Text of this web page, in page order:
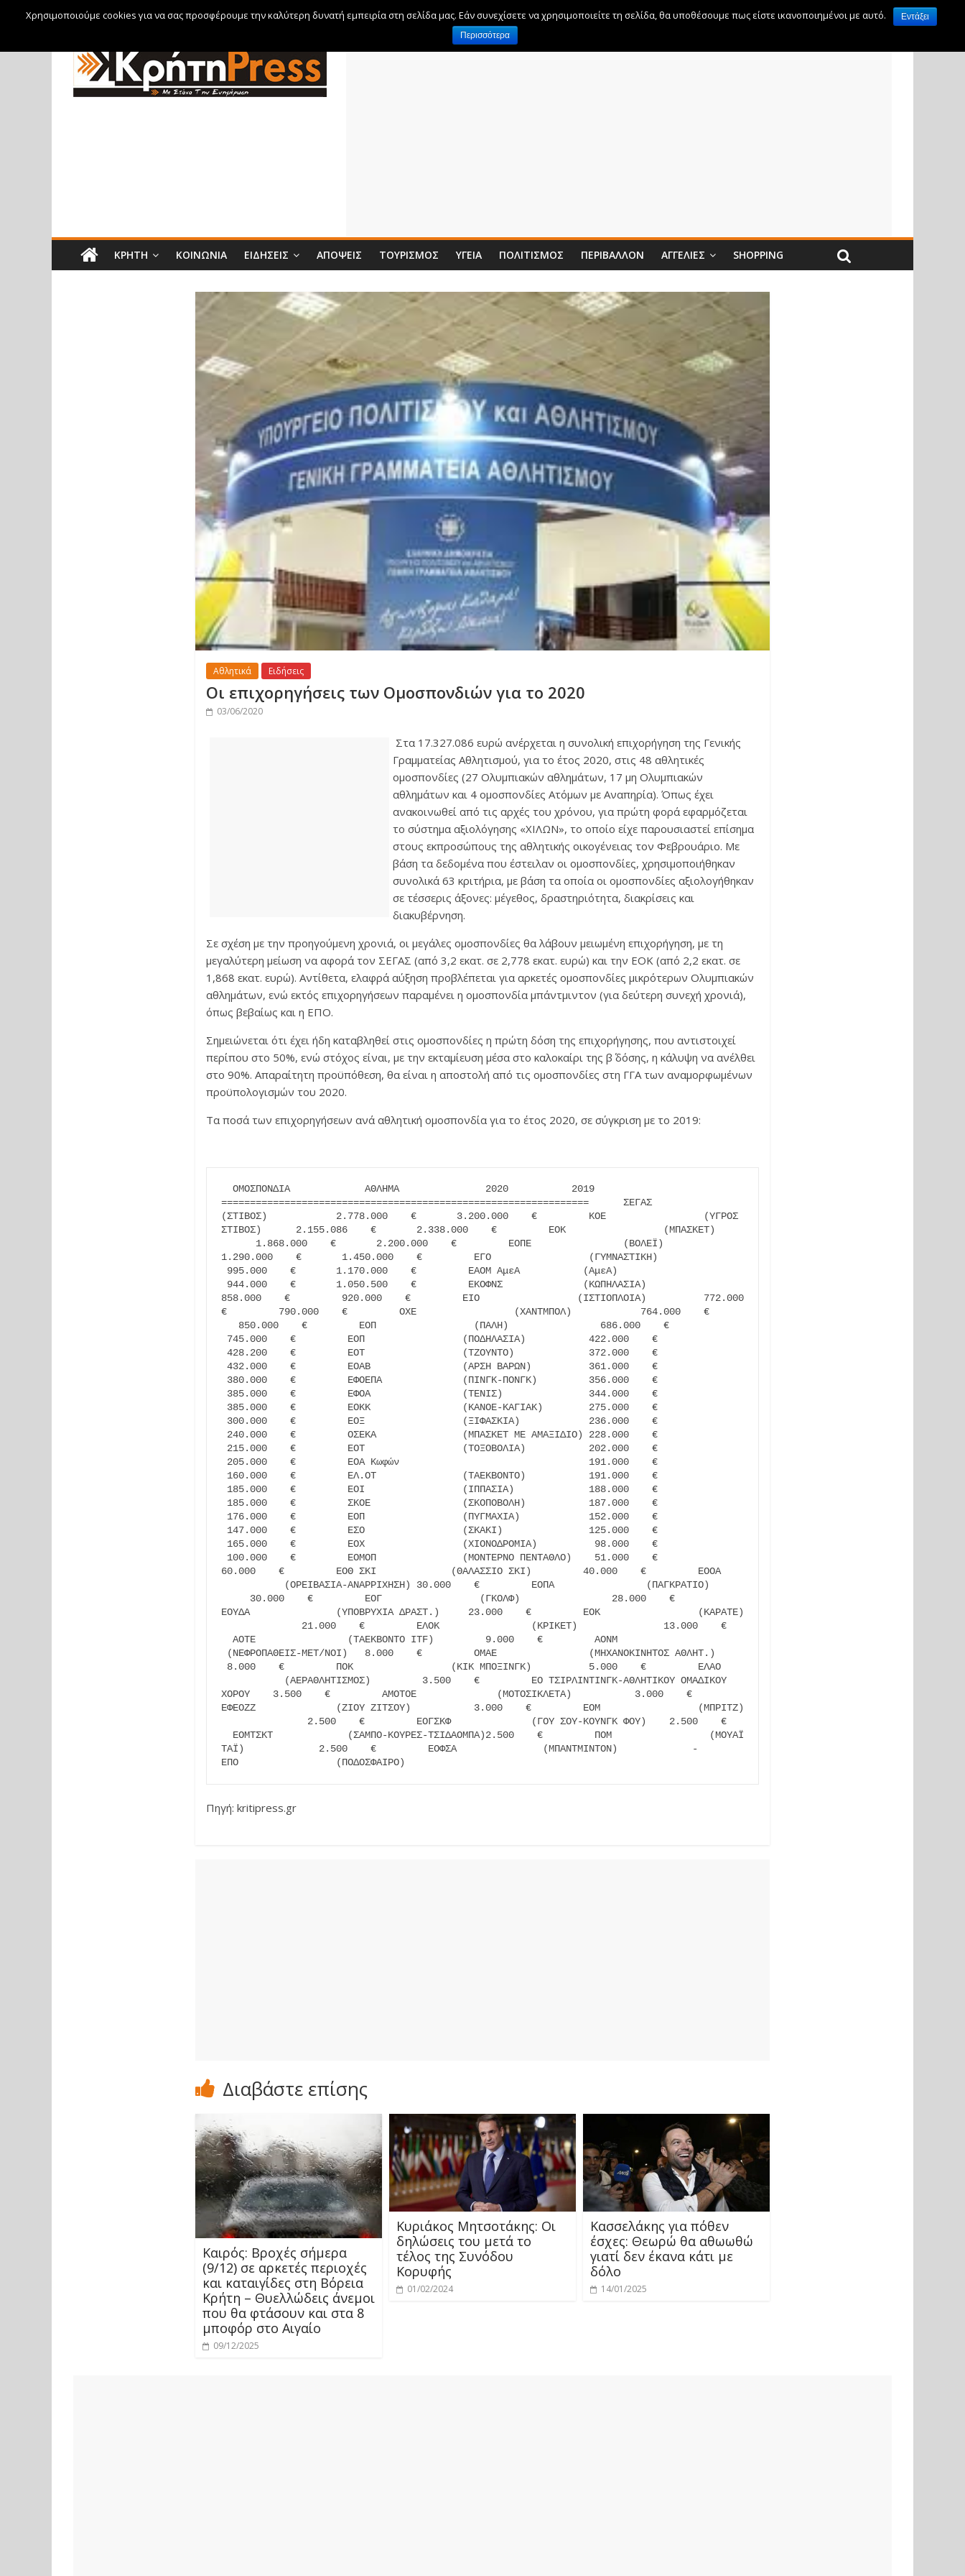
Παρασκευή, 7 Αυγούστου, 2026
ΚΡΉΤΗ ΚΟΙΝΩΝΊΑ ΕΙΔΉΣΕΙΣ ΑΠΌΨΕΙΣ ΤΟΥΡΙΣΜΌΣ ΥΓΕΊΑ ΠΟΛΙΤΙΣΜΌΣ ΠΕΡΙΒΆΛΛΟΝ ΑΓΓΕΛΊΕΣ SHOPPING
Αθλητικά Ειδήσεις
Οι επιχορηγήσεις των Ομοσπονδιών για το 2020
03/06/2020
Στα 17.327.086 ευρώ ανέρχεται η συνολική επιχορήγηση της Γενικής
Γραμματείας Αθλητισμού, για το έτος 2020, στις 48 αθλητικές
ομοσπονδίες (27 Ολυμπιακών αθλημάτων, 17 μη Ολυμπιακών
αθλημάτων και 4 ομοσπονδίες Ατόμων με Αναπηρία). Όπως έχει
ανακοινωθεί από τις αρχές του χρόνου, για πρώτη φορά εφαρμόζεται
το σύστημα αξιολόγησης «ΧΙΛΩΝ», το οποίο είχε παρουσιαστεί επίσημα
στους εκπροσώπους της αθλητικής οικογένειας τον Φεβρουάριο. Με
βάση τα δεδομένα που έστειλαν οι ομοσπονδίες, χρησιμοποιήθηκαν
συνολικά 63 κριτήρια, με βάση τα οποία οι ομοσπονδίες αξιολογήθηκαν
σε τέσσερις άξονες: μέγεθος, δραστηριότητα, διακρίσεις και
διακυβέρνηση.
Σε σχέση με την προηγούμενη χρονιά, οι μεγάλες ομοσπονδίες θα λάβουν μειωμένη επιχορήγηση, με τη
μεγαλύτερη μείωση να αφορά τον ΣΕΓΑΣ (από 3,2 εκατ. σε 2,778 εκατ. ευρώ) και την ΕΟΚ (από 2,2 εκατ. σε
1,868 εκατ. ευρώ). Αντίθετα, ελαφρά αύξηση προβλέπεται για αρκετές ομοσπονδίες μικρότερων Ολυμπιακών
αθλημάτων, ενώ εκτός επιχορηγήσεων παραμένει η ομοσπονδία μπάντμιντον (για δεύτερη συνεχή χρονιά),
όπως βεβαίως και η ΕΠΟ.
Σημειώνεται ότι έχει ήδη καταβληθεί στις ομοσπονδίες η πρώτη δόση της επιχορήγησης, που αντιστοιχεί
περίπου στο 50%, ενώ στόχος είναι, με την εκταμίευση μέσα στο καλοκαίρι της β΄ δόσης, η κάλυψη να ανέλθει
στο 90%. Απαραίτητη προϋπόθεση, θα είναι η αποστολή από τις ομοσπονδίες στη ΓΓΑ των αναμορφωμένων
προϋπολογισμών του 2020.
Τα ποσά των επιχορηγήσεων ανά αθλητική ομοσπονδία για το έτος 2020, σε σύγκριση με το 2019:
================================================================      ΣΕΓΑΣ
(ΣΤΙΒΟΣ)            2.778.000    €       3.200.000    €         ΚΟΕ                 (ΥΓΡΟΣ
ΣΤΙΒΟΣ)      2.155.086    €       2.338.000    €         ΕΟΚ                 (ΜΠΑΣΚΕΤ)
1.868.000    €       2.200.000    €         EOΠE                (ΒΟΛΕΪ)
1.290.000    €       1.450.000    €         ΕΓΟ                 (ΓΥΜΝΑΣΤΙΚΗ)
995.000    €       1.170.000    €         ΕΑΟΜ ΑμεΑ           (ΑμεΑ)
944.000    €       1.050.500    €         ΕΚΟΦΝΣ              (ΚΩΠΗΛΑΣΙΑ)
858.000    €         920.000    €         ΕΙΟ                 (ΙΣΤΙΟΠΛΟΙΑ)          772.000
€         790.000    €         ΟΧΕ                 (ΧΑΝΤΜΠΟΛ)            764.000    €
850.000    €         ΕΟΠ                 (ΠΑΛΗ)                686.000    €
745.000    €         ΕΟΠ                 (ΠΟΔΗΛΑΣΙΑ)           422.000    €
428.200    €         ΕΟΤ                 (ΤΖΟΥΝΤΟ)             372.000    €
432.000    €         ΕΟΑΒ                (ΑΡΣΗ ΒΑΡΩΝ)          361.000    €
380.000    €         ΕΦΟΕΠΑ              (ΠΙΝΓΚ-ΠΟΝΓΚ)         356.000    €
385.000    €         ΕΦΟΑ                (ΤΕΝΙΣ)               344.000    €
385.000    €         ΕΟΚΚ                (ΚΑΝΟΕ-ΚΑΓΙΑΚ)        275.000    €
300.000    €         ΕΟΞ                 (ΞΙΦΑΣΚΙΑ)            236.000    €
240.000    €         ΟΣΕΚΑ               (ΜΠΑΣΚΕΤ ΜΕ ΑΜΑΞΙΔΙΟ) 228.000    €
215.000    €         ΕΟΤ                 (ΤΟΞΟΒΟΛΙΑ)           202.000    €
205.000    €         ΕΟΑ Κωφών                                 191.000    €
160.000    €         ΕΛ.ΟΤ               (ΤΑΕΚΒΟΝΤΟ)           191.000    €
185.000    €         ΕΟΙ                 (ΙΠΠΑΣΙΑ)             188.000    €
185.000    €         ΣΚΟΕ                (ΣΚΟΠΟΒΟΛΗ)           187.000    €
176.000    €         ΕΟΠ                 (ΠΥΓΜΑΧΙΑ)            152.000    €
147.000    €         ΕΣΟ                 (ΣΚΑΚΙ)               125.000    €
165.000    €         ΕΟΧ                 (ΧΙΟΝΟΔΡΟΜΙΑ)          98.000    €
100.000    €         ΕΟΜΟΠ               (ΜΟΝΤΕΡΝΟ ΠΕΝΤΑΘΛΟ)    51.000    €
60.000    €         ΕΟΘ ΣΚΙ             (ΘΑΛΑΣΣΙΟ ΣΚΙ)         40.000    €         ΕΟΟΑ
(ΟΡΕΙΒΑΣΙΑ-ΑΝΑΡΡΙΧΗΣΗ) 30.000    €         ΕΟΠΑ                (ΠΑΓΚΡΑΤΙΟ)
30.000    €         ΕΟΓ                 (ΓΚΟΛΦ)                28.000    €
ΕΟΥΔΑ               (ΥΠΟΒΡΥΧΙΑ ΔΡΑΣΤ.)     23.000    €         ΕΟΚ                 (ΚΑΡΑΤΕ)
21.000    €         ΕΛΟΚ                (ΚΡΙΚΕΤ)               13.000    €
ΑΟΤΕ                (ΤΑΕΚΒΟΝΤΟ ITF)         9.000    €         ΑΟΝΜ
(ΝΕΦΡΟΠΑΘΕΙΣ-ΜΕΤ/ΝΟΙ)   8.000    €         ΟΜΑΕ                (ΜΗΧΑΝΟΚΙΝΗΤΟΣ ΑΘΛΗΤ.)
8.000    €         ΠΟΚ                 (ΚΙΚ ΜΠΟΞΙΝΓΚ)          5.000    €         ΕΛΑΟ
(ΑΕΡΑΘΛΗΤΙΣΜΟΣ)         3.500    €         ΕΟ ΤΣΙΡΛΙΝΤΙΝΓΚ-ΑΘΛΗΤΙΚΟΥ ΟΜΑΔΙΚΟΥ
ΧΟΡΟΥ    3.500    €         ΑΜΟΤΟΕ              (ΜΟΤΟΣΙΚΛΕΤΑ)           3.000    €
ΕΦΕΟΖΖ              (ΖΙΟΥ ΖΙΤΣΟΥ)           3.000    €         ΕΟΜ                 (ΜΠΡΙΤΖ)
2.500    €         ΕΟΓΣΚΦ              (ΓΟΥ ΣΟΥ-ΚΟΥΝΓΚ ΦΟΥ)    2.500    €
ΕΟΜΤΣΚΤ             (ΣΑΜΠΟ-ΚΟΥΡΕΣ-ΤΣΙΔΑΟΜΠΑ)2.500    €         ΠΟΜ                 (ΜΟΥΑΪ
ΤΑΪ)             2.500    €         ΕΟΦΣΑ               (ΜΠΑΝΤΜΙΝΤΟΝ)             -
ΕΠΟ                 (ΠΟΔΟΣΦΑΙΡΟ)
Πηγή: kritipress.gr
Διαβάστε επίσης
Καιρός: Βροχές σήμερα
(9/12) σε αρκετές περιοχές
και καταιγίδες στη Βόρεια
Κρήτη – Θυελλώδεις άνεμοι
που θα φτάσουν και στα 8
μποφόρ στο Αιγαίο
09/12/2025
Κυριάκος Μητσοτάκης: Οι
δηλώσεις του μετά το
τέλος της Συνόδου
Κορυφής
01/02/2024
Κασσελάκης για πόθεν
έσχες: Θεωρώ θα αθωωθώ
γιατί δεν έκανα κάτι με
δόλο
14/01/2025
Χρησιμοποιούμε cookies για να σας προσφέρουμε την καλύτερη δυνατή εμπειρία στη σελίδα μας. Εάν συνεχίσετε να χρησιμοποιείτε τη σελίδα, θα υποθέσουμε πως είστε ικανοποιημένοι με αυτό.
Εντάξει
Περισσότερα